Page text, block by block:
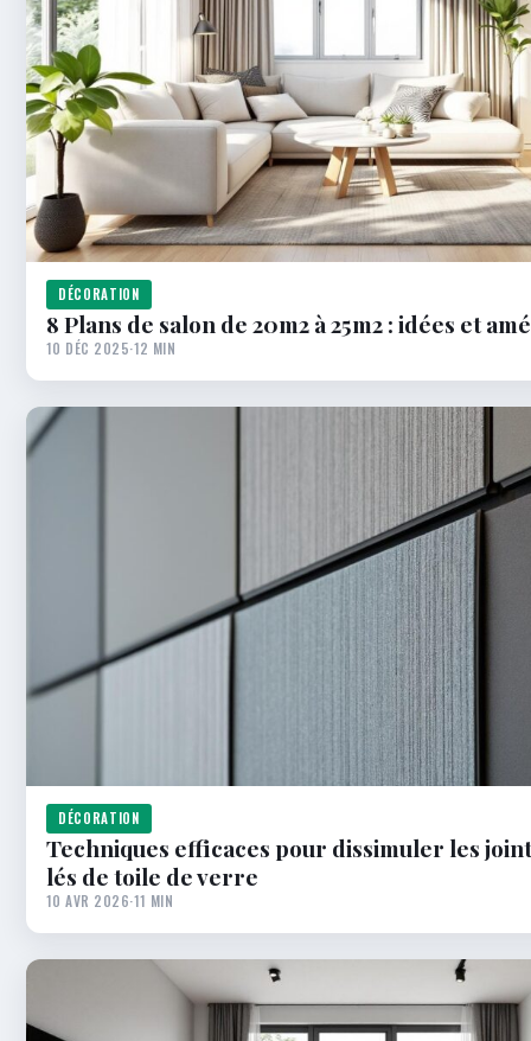
DÉCORATION
8 Plans de salon de 20m2 à 25m2 : idées et
10 DÉC 2025·12 MIN
DÉCORATION
Techniques efficaces pour dissimuler les
lés de toile de verre
10 AVR 2026·11 MIN